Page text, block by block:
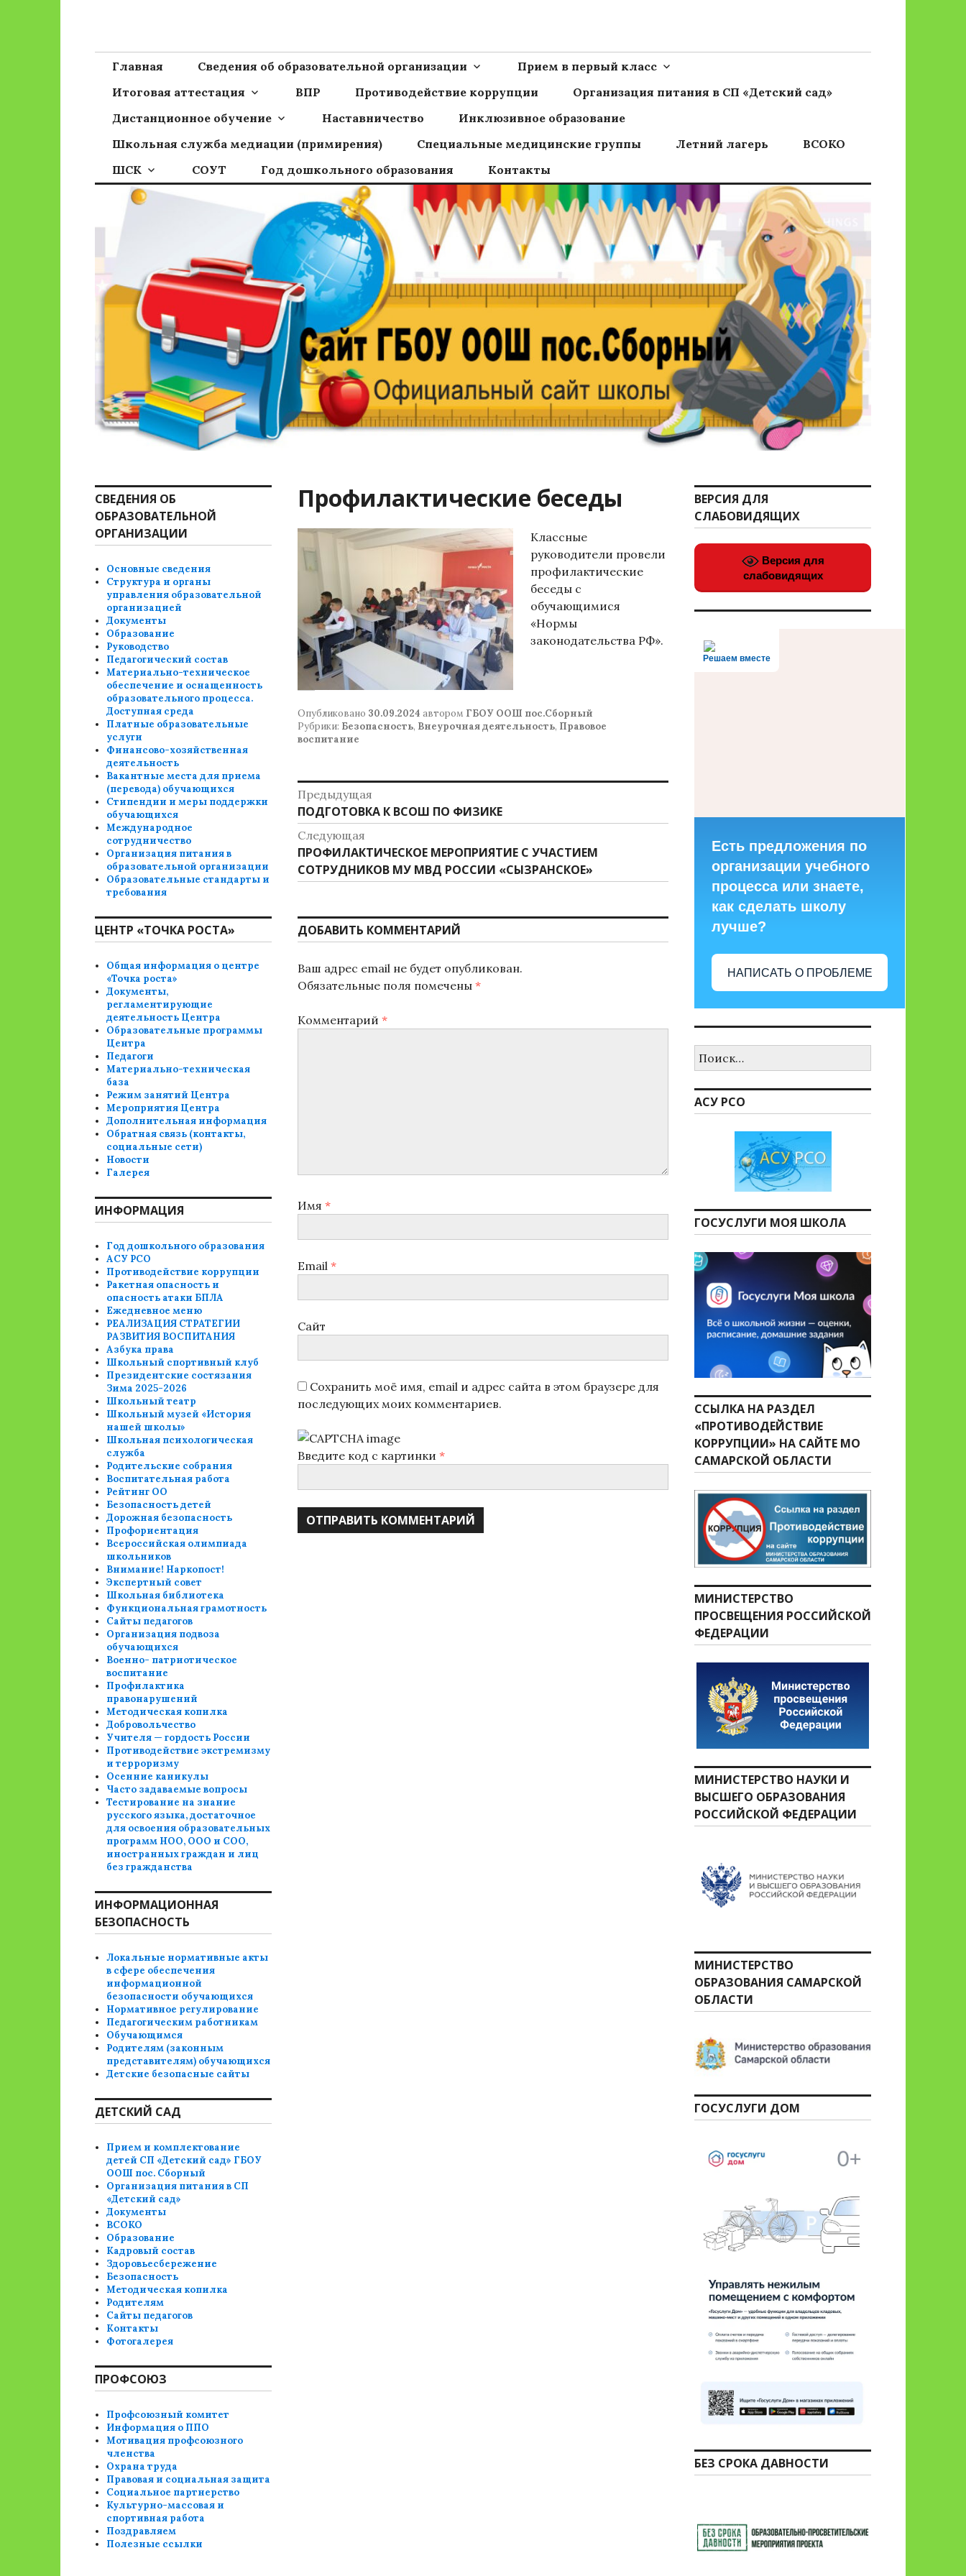
Сайт ГБОУ ООШ пос.Сборный
Главная Сведения об образовательной организации
Прием в первый класс
Итоговая аттестация
ВПР Противодействие коррупции
Организация питания в СП «Детский сад»
Дистанционное обучение
Наставничество
Инклюзивное образование
Школьная служба медиации (примирения)
Специальные медицинские группы Летний лагерь
ВСОКО
ШСК
СОУТ Год дошкольного образования Контакты
Профилактические беседы
Классные
руководители провели
профилактические
беседы с
обучающимися
«Нормы
законодательства РФ».
Опубликовано 30.09.2024 автором ГБОУ ООШ пос.Сборный
Рубрики: Безопасность, Внеурочная деятельность, Правовое
воспитание
Навигация
по
записям
Предыдущая
Предыдущая
запись:
ПОДГОТОВКА К ВСОШ ПО ФИЗИКЕ
Следующая
Следующая
запись:
ПРОФИЛАКТИЧЕСКОЕ МЕРОПРИЯТИЕ С УЧАСТИЕМ
СОТРУДНИКОВ МУ МВД РОССИИ «СЫЗРАНСКОЕ»
ДОБАВИТЬ КОММЕНТАРИЙ
Ваш адрес email не будет опубликован.
Обязательные поля помечены *
Комментарий *
Имя *
Email *
Сайт
Сохранить моё имя, email и адрес сайта в этом браузере для
последующих моих комментариев.
Введите код с картинки *
СВЕДЕНИЯ ОБ
ОБРАЗОВАТЕЛЬНОЙ
ОРГАНИЗАЦИИ
Основные сведения
Структура и органы
управления образовательной
организацией
Документы
Образование
Руководство
Педагогический состав
Материально-техническое
обеспечение и оснащенность
образовательного процесса.
Доступная среда
Платные образовательные
услуги
Финансово-хозяйственная
деятельность
Вакантные места для приема
(перевода) обучающихся
Стипендии и меры поддержки
обучающихся
Международное
сотрудничество
Организация питания в
образовательной организации
Образовательные стандарты и
требования
ЦЕНТР «ТОЧКА РОСТА»
Общая информация о центре
«Точка роста»
Документы,
регламентирующие
деятельность Центра
Образовательные программы
Центра
Педагоги
Материально-техническая
база
Режим занятий Центра
Мероприятия Центра
Дополнительная информация
Обратная связь (контакты,
социальные сети)
Новости
Галерея
ИНФОРМАЦИЯ
Год дошкольного образования
АСУ РСО
Противодействие коррупции
Ракетная опасность и
опасность атаки БПЛА
Ежедневное меню
РЕАЛИЗАЦИЯ СТРАТЕГИИ
РАЗВИТИЯ ВОСПИТАНИЯ
Азбука права
Школьный спортивный клуб
Президентские состязания
Зима 2025-2026
Школьный театр
Школьный музей «История
нашей школы»
Школьная психологическая
служба
Родительские собрания
Воспитательная работа
Рейтинг ОО
Безопасность детей
Дорожная безопасность
Профориентация
Всероссийская олимпиада
школьников
Внимание! Наркопост!
Экспертный совет
Школьная библиотека
Функциональная грамотность
Сайты педагогов
Организация подвоза
обучающихся
Военно- патриотическое
воспитание
Профилактика
правонарушений
Методическая копилка
Добровольчество
Учителя — гордость России
Противодействие экстремизму
и терроризму
Осенние каникулы
Часто задаваемые вопросы
Тестирование на знание
русского языка, достаточное
для освоения образовательных
программ НОО, ООО и СОО,
иностранных граждан и лиц
без гражданства
ИНФОРМАЦИОННАЯ
БЕЗОПАСНОСТЬ
Локальные нормативные акты
в сфере обеспечения
информационной
безопасности обучающихся
Нормативное регулирование
Педагогическим работникам
Обучающимся
Родителям (законным
представителям) обучающихся
Детские безопасные сайты
ДЕТСКИЙ САД
Прием и комплектование
детей СП «Детский сад» ГБОУ
ООШ пос. Сборный
Организация питания в СП
«Детский сад»
Документы
ВСОКО
Образование
Кадровый состав
Здоровьесбережение
Безопасность
Методическая копилка
Родителям
Сайты педагогов
Контакты
Фотогалерея
ПРОФСОЮЗ
Профсоюзный комитет
Информация о ППО
Мотивация профсоюзного
членства
Охрана труда
Правовая и социальная защита
Социальное партнерство
Культурно-массовая и
спортивная работа
Поздравляем
Полезные ссылки
ВЕРСИЯ ДЛЯ
СЛАБОВИДЯЩИХ
Версия для
слабовидящих
Решаем вместе
Есть предложения по
организации учебного
процесса или знаете,
как сделать школу
лучше?
НАПИСАТЬ О ПРОБЛЕМЕ
АСУ РСО
ГОСУСЛУГИ МОЯ ШКОЛА
ССЫЛКА НА РАЗДЕЛ
«ПРОТИВОДЕЙСТВИЕ
КОРРУПЦИИ» НА САЙТЕ МО
САМАРСКОЙ ОБЛАСТИ
МИНИСТЕРСТВО
ПРОСВЕЩЕНИЯ РОССИЙСКОЙ
ФЕДЕРАЦИИ
МИНИСТЕРСТВО НАУКИ И
ВЫСШЕГО ОБРАЗОВАНИЯ
РОССИЙСКОЙ ФЕДЕРАЦИИ
МИНИСТЕРСТВО
ОБРАЗОВАНИЯ САМАРСКОЙ
ОБЛАСТИ
ГОСУСЛУГИ ДОМ
БЕЗ СРОКА ДАВНОСТИ